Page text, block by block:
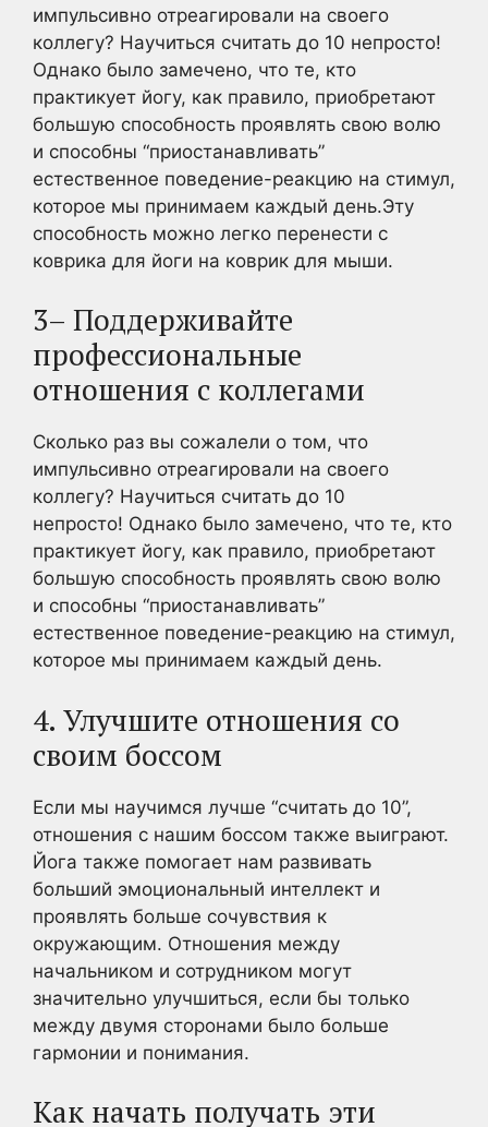
импульсивно отреагировали на своего
коллегу? Научиться считать до 10 непросто!
Однако было замечено, что те, кто
практикует йогу, как правило, приобретают
большую способность проявлять свою волю
и способны “приостанавливать”
естественное поведение-реакцию на стимул,
которое мы принимаем каждый день.Эту
способность можно легко перенести с
коврика для йоги на коврик для мыши.
3– Поддерживайте
профессиональные
отношения с коллегами
Сколько раз вы сожалели о том, что
импульсивно отреагировали на своего
коллегу? Научиться считать до 10
непросто! Однако было замечено, что те, кто
практикует йогу, как правило, приобретают
большую способность проявлять свою волю
и способны “приостанавливать”
естественное поведение-реакцию на стимул,
которое мы принимаем каждый день.
4. Улучшите отношения со
своим боссом
Если мы научимся лучше “считать до 10”,
отношения с нашим боссом также выиграют.
Йога также помогает нам развивать
больший эмоциональный интеллект и
проявлять больше сочувствия к
окружающим. Отношения между
начальником и сотрудником могут
значительно улучшиться, если бы только
между двумя сторонами было больше
гармонии и понимания.
Как начать получать эти